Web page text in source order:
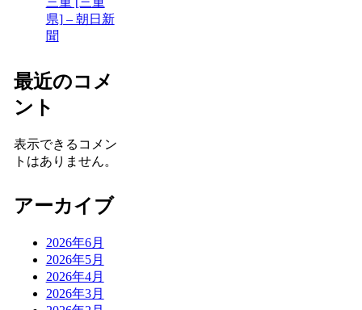
県] – 朝日新
聞
最近のコメ
ント
表示できるコメン
トはありません。
アーカイブ
2026年6月
2026年5月
2026年4月
2026年3月